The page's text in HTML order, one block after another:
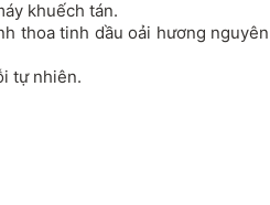
khuếch tán.
thoa tinh dầu oải hương nguyên
tự nhiên.